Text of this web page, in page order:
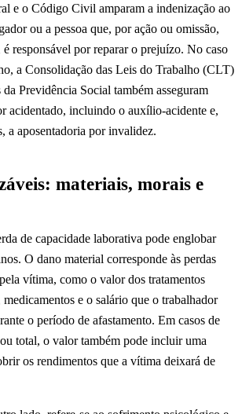
e o Código Civil amparam a indenização ao
ou a pessoa que, por ação ou omissão,
é responsável por reparar o prejuízo. No caso
a Consolidação das Leis do Trabalho (CLT)
Previdência Social também asseguram
acidentado, incluindo o auxílio-acidente e,
a aposentadoria por invalidez.
materiais, morais e
de capacidade laborativa pode englobar
O dano material corresponde às perdas
vítima, como o valor dos tratamentos
e o salário que o trabalhador
o período de afastamento. Em casos de
total, o valor também pode incluir uma
os rendimentos que a vítima deixará de